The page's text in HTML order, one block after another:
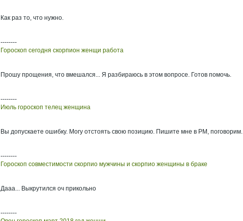
Как раз то, что нужно.
--------
Гороскоп сегодня скорпион женщи работа
Прошу прощения, что вмешался... Я разбираюсь в этом вопросе. Готов помочь.
--------
Июль гороскоп телец женщина
Вы допускаете ошибку. Могу отстоять свою позицию. Пишите мне в PM, поговорим.
--------
Гороскоп совместимости скорпио мужчины и скорпио женщины в браке
Дааа... Выкрутился оч прикольно
--------